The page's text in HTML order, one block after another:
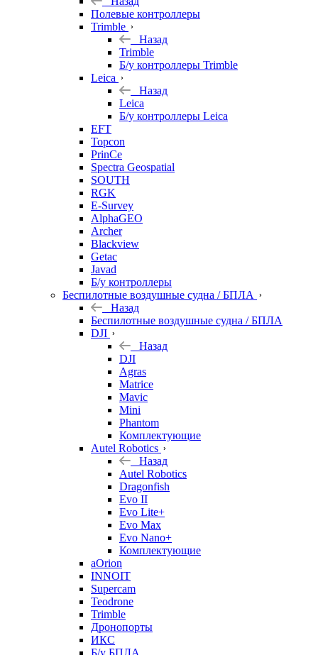
Полевые контроллеры
Trimble
Назад
Trimble
Б/у контроллеры Trimble
Leica
Назад
Leica
Б/у контроллеры Leica
EFT
Topcon
PrinCe
Spectra Geospatial
SOUTH
RGK
E-Survey
AlphaGEO
Archer
Blackview
Getac
Javad
Б/у контроллеры
Беспилотные воздушные судна / БПЛА
Назад
Беспилотные воздушные судна / БПЛА
DJI
Назад
DJI
Agras
Matrice
Mavic
Mini
Phantom
Комплектующие
Autel Robotics
Назад
Autel Robotics
Dragonfish
Evo II
Evo Lite+
Evo Max
Evo Nano+
Комплектующие
aOrion
INNOIT
Supercam
Teodrone
Trimble
Дронопорты
ИКС
Б/у БПЛА